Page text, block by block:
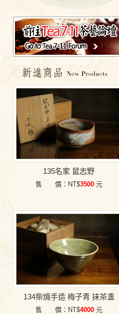
135名家 鼠志野
售 價：NT$3500 元
134柴燒手造 梅子青 抹茶盞
售 價：NT$4000 元